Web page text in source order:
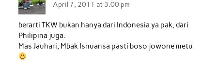
April 7, 2011 at 3:00 pm
berarti TKW bukan hanya dari Indonesia ya pak, dari
Philipina juga.
Mas Jauhari, Mbak Isnuansa pasti boso jowone metu